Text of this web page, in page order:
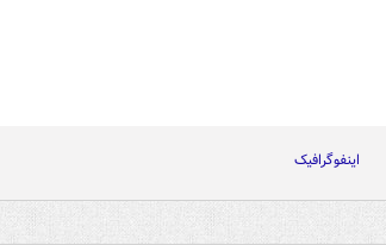
اینفوگرافیک